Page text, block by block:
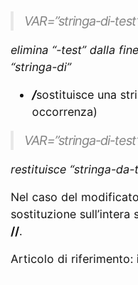
VAR=”stringa-di-
elimina “-test” dalla
“stringa-di”
/sostituisce una
occorrenza)
VAR=”stringa-di-
restituisce “stringa-da-
Nel caso del
sostituzione
//.
Articolo di riferimento: